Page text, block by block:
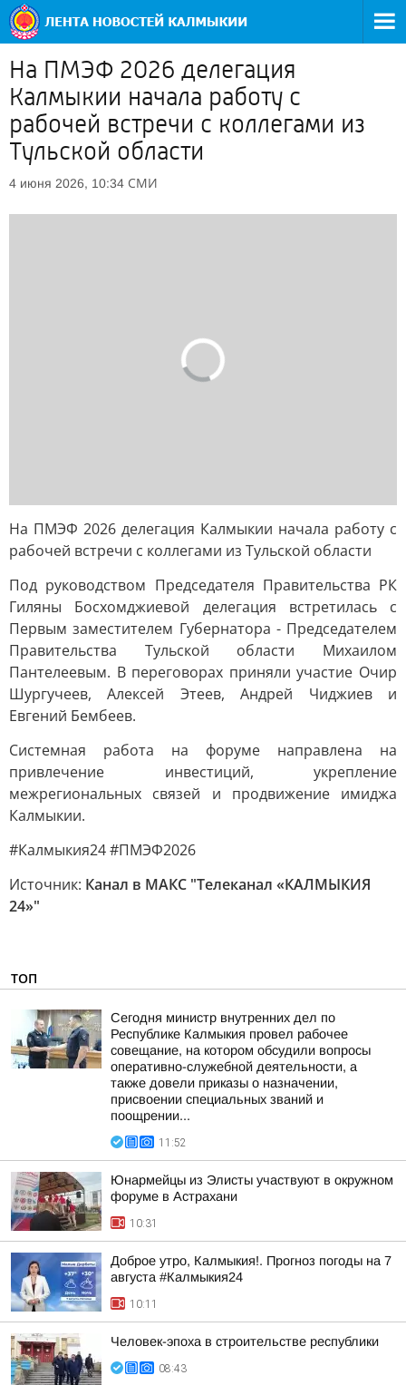
На ПМЭФ 2026 делегация
Калмыкии начала работу с
рабочей встречи с коллегами из
Тульской области
4 июня 2026, 10:34 СМИ
На ПМЭФ 2026 делегация Калмыкии начала работу с
рабочей встречи с коллегами из Тульской области
Под руководством Председателя Правительства РК
Гиляны Босхомджиевой делегация встретилась с
Первым заместителем Губернатора - Председателем
Правительства Тульской области Михаилом
Пантелеевым. В переговорах приняли участие Очир
Шургучеев, Алексей Этеев, Андрей Чиджиев и
Евгений Бембеев.
Системная работа на форуме направлена на
привлечение инвестиций, укрепление
межрегиональных связей и продвижение имиджа
Калмыкии.
#Калмыкия24 #ПМЭФ2026
Источник: Канал в МАКС "Телеканал «КАЛМЫКИЯ
24»"
ТОП
Сегодня министр внутренних дел по
Республике Калмыкия провел рабочее
совещание, на котором обсудили вопросы
оперативно-служебной деятельности, а
также довели приказы о назначении,
присвоении специальных званий и
поощрении...
11:52
Юнармейцы из Элисты участвуют в окружном
форуме в Астрахани
10:31
Доброе утро, Калмыкия!. Прогноз погоды на 7
августа #Калмыкия24
10:11
Человек-эпоха в строительстве республики
08:43